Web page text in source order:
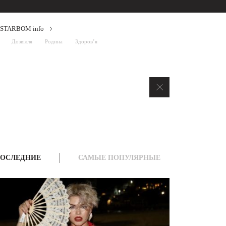
Дозвілля Родина Здоров’я
STARBOM info
САМЫЕ ПОПУЛЯРНЫЕ